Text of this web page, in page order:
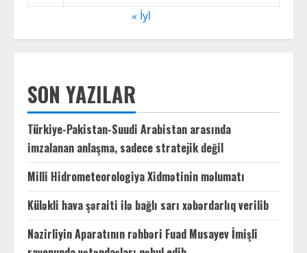
« İyl
SON YAZILAR
Türkiye-Pakistan-Suudi Arabistan arasında
imzalanan anlaşma, sadece stratejik değil
Milli Hidrometeorologiya Xidmətinin məlumatı
Küləkli hava şəraiti ilə bağlı sarı xəbərdarlıq verilib
Nazirliyin Aparatının rəhbəri Fuad Musayev İmişli